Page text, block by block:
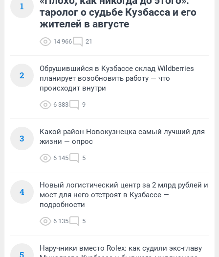
1
таролог о судьбе Кузбасса и его
жителей в августе
14 966 21
2
Обрушившийся в Кузбассе склад Wildberries
планирует возобновить работу — что
происходит внутри
6 383 9
3
Какой район Новокузнецка самый лучший для
жизни — опрос
6 145 5
4
Новый логистический центр за 2 млрд рублей и
мост для него отстроят в Кузбассе —
подробности
6 135 5
5
Наручники вместо Rolex: как судили экс-главу